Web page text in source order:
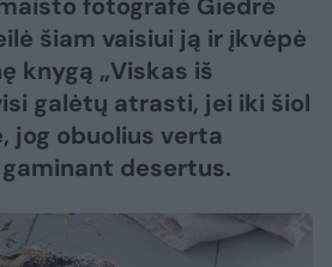
šiam vaisiui ją ir įkvėpė
knygą „Viskas iš
galėtų atrasti, jei iki šiol
jog obuolius verta
desertus.